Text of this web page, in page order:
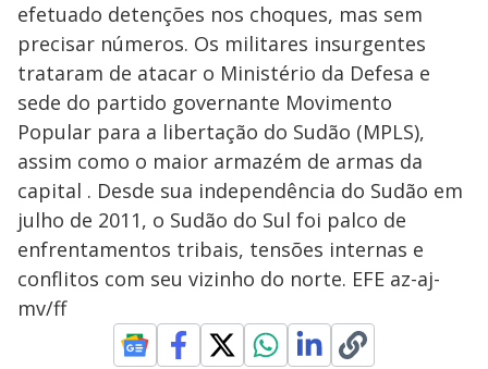
efetuado detenções nos choques, mas sem
precisar números. Os militares insurgentes
trataram de atacar o Ministério da Defesa e
sede do partido governante Movimento
Popular para a libertação do Sudão (MPLS),
assim como o maior armazém de armas da
capital . Desde sua independência do Sudão em
julho de 2011, o Sudão do Sul foi palco de
enfrentamentos tribais, tensões internas e
conflitos com seu vizinho do norte. EFE az-aj-
mv/ff